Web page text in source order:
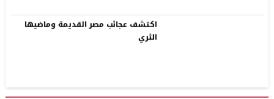
اكتشف عجائب مصر القديمة وماضيها
الثري